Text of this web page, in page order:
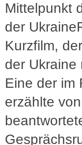
Mittelpunkt
der
Kurzfilm,
der Ukraine
Eine der im
erzählte